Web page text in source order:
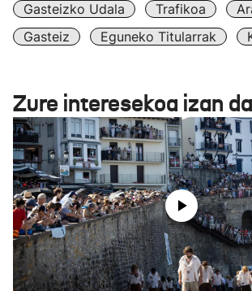
Gasteizko Udala
Trafikoa
Gasteiz
Eguneko Titularrak
Zure interesekoa izan